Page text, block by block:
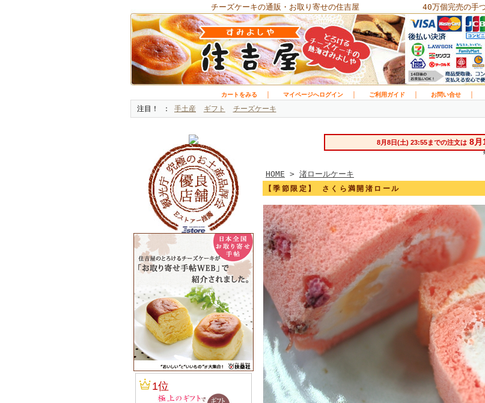
チーズケーキの通販・お取り寄せの住吉屋 40万個完売の手
カートをみる マイページへログイン ご利用ガイド お問い合せ
注目！ 手土産 ギフト チーズケーキ
HOME > 渚ロールケーキ
【季節限定】 さくら満開渚ロール